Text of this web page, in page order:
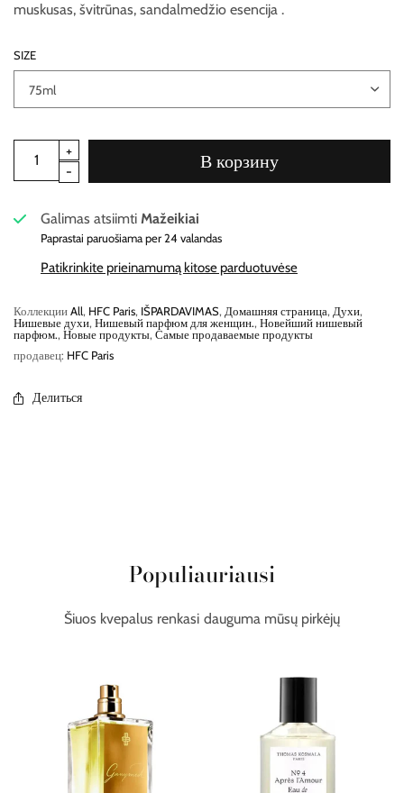
muskusas, švitrūnas, sandalmedžio esencija .
SIZE
В корзину
Galimas atsiimtiMažeikiai
Paprastai paruošiama per 24 valandas
Patikrinkite prieinamumą kitose parduotuvėse
КоллекцииAll, HFC Paris, IŠPARDAVIMAS, Домашняя страница, Духи,
Нишевые духи, Нишевый парфюм для женщин., Новейший нишевый
парфюм., Новые продукты, Самые продаваемые продукты
продавец: HFC Paris
Делиться
Populiauriausi
Šiuos kvepalus renkasi dauguma mūsų pirkėjų